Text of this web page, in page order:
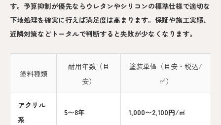
す。予算抑制が優先ならウレタンやシリコンの標準仕様で適切な
下地処理を確実に行えば満足度は高まります。保証や施工実績、
近隣対策などトータルで判断すると失敗が少なくなります。
塗料種類
耐用年数（目
安）
塗装単価（目安・税込/
㎡）
アクリル
系
5〜8年 1,000〜2,100円/㎡